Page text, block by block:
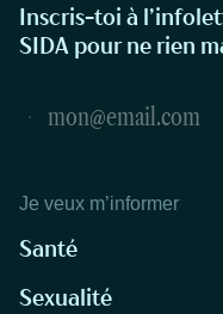
Inscris-toi à
SIDA pour ne rien
Je veux m’informer
Santé
Sexualité